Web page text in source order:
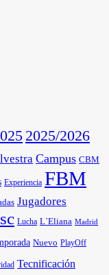
2025/2026
Campus CBM
Experiencia FBM
Jugadores
Lucha L`Eliana Madrid
Nuevo PlayOff
Tecnificación